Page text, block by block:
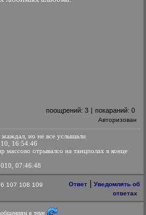
поощрений: 3 | покараний: 0
Авторизован
жаждал, но не все услышали
16:54:46
массово отрывалсо на танцполах в конце
07:46:48
107 108 109
Ответ
Уведомлять об
ответах
в теме